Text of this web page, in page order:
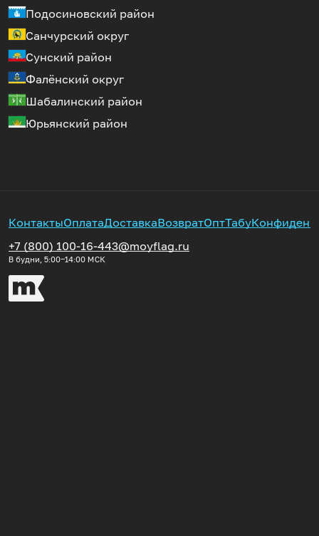
Подосиновский район
Санчурский округ
Сунский район
Фалёнский округ
Шабалинский район
Юрьянский район
КонтактыОплатаДоставкаВозвратОптТабу
+7 (800) 100-16-44
В будни, 5:00‒14:00 МСК
3@moyflag.ru